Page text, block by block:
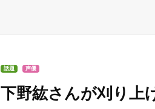
話題 声優
下野紘さんが刈り上